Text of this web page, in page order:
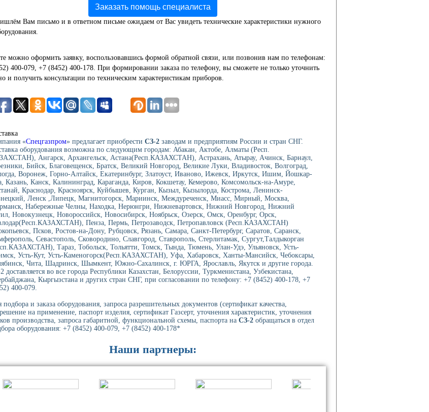
Заказать помощь специалиста
Вам письмо и в ответном письме ожидаем от Вас увидеть технические характеристики нужного
можно оформить заявку, воспользовавшись формой обратной связи, или позвонив нам по телефонам:
400-079, +7 (8452) 400-178. При формировании заказа по телефону, вы сможете не только уточнить
и получить консультации по техническим характеристикам приборов.
«Спецгазпром» предлагает приобрести СЗ-2 заводам и предприятиям России и стран СНГ.
оборудования возможна по следующим городам: Абакан, Актобе, Алматы (Респ.
Ангарск, Архангельск, Астана(Респ.КАЗАХСТАН), Астрахань, Атырау, Ачинск, Барнаул,
Бийск, Благовещенск, Братск, Великий Новгород, Великие Луки, Владивосток, Волгоград,
Воронеж, Горно-Алтайск, Екатеринбург, Златоуст, Иваново, Ижевск, Иркутск, Ишим, Йошкар-
Казань, Канск, Калининград, Караганда, Киров, Кокшетау, Кемерово, Комсомольск-на-Амуре,
Краснодар, Красноярск, Куйбышев, Курган, Кызыл, Кызылорда, Кострома, Ленинск-
Ленск ,Липецк, Магнитогорск, Мариинск, Междуреченск, Миасс, Мирный, Москва,
Набережные Челны, Находка, Нерюнгри, Нижневартовск, Нижний Новгород, Нижний
Новокузнецк, Новороссийск, Новосибирск, Ноябрьск, Озерск, Омск, Оренбург, Орск,
Пенза, Пермь, Петрозаводск, Петропавловск (Респ.КАЗАХСТАН)
Псков, Ростов-на-Дону, Рубцовск, Рязань, Самара, Санкт-Петербург, Саратов, Саранск,
Севастополь, Сковородино, Славгород, Ставрополь, Стерлитамак, Сургут,Талдыкорган
Тараз, Тобольск, Тольятти, Томск, Тында, Тюмень, Улан-Удэ, Ульяновск, Усть-
Усть-Кут, Усть-Каменогорск(Респ.КАЗАХСТАН), Уфа, Хабаровск, Ханты-Мансийск, Чебоксары,
Чита, Шадринск, Шымкент, Южно-Сахалинск, г. ЮРГА, Ярославль, Якутск и другие города.
доставляется во все города Республики Казахстан, Белоруссии, Туркменистана, Узбекистана,
Кыргызстана и других стран СНГ, при согласовании по телефону: +7 (8452) 400-178, +7
400-079.
подбора и заказа оборудования, запроса разрешительных документов (сертификат качества,
на применение, паспорт изделия, сертификат Газсерт, уточнения характеристик, уточнения
производства, запроса габаритной, функциональной схемы, паспорта на СЗ-2 обращаться в отдел
оборудования: +7 (8452) 400-079, +7 (8452) 400-178*
Наши партнеры: